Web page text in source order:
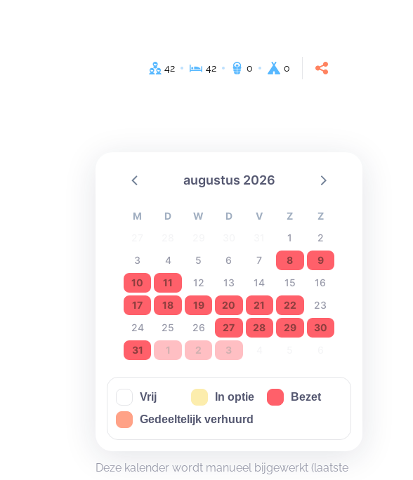
42 42 0 0
augustus 2026
M D W D V Z
Z
1
2
3
4 5 6 7 8
9
10
11 12 13 14 15
16
17
18 19 20 21 22
23
24
25 26 27 28 29
30
31
1 2 3
Vrij In optie
Bezet
Gedeeltelijk verhuurd
Deze kalender wordt manueel bijgewerkt (laatste